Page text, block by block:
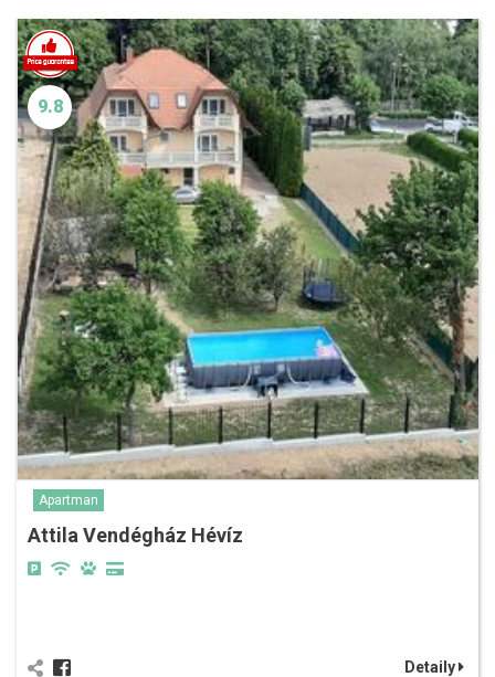
9.8
Apartman
Attila Vendégház Hévíz
Detaily